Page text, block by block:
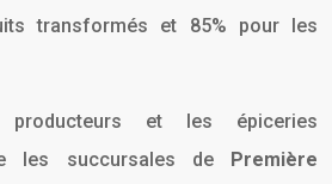
transformés et 85% pour les
et les épiceries
les succursales de Première